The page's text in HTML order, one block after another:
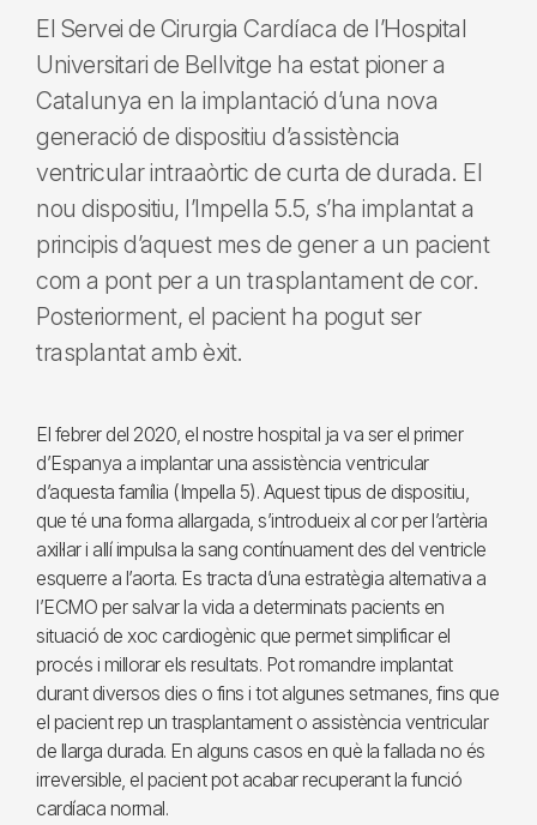
El Servei de Cirurgia Cardíaca de l’Hospital
Universitari de Bellvitge ha estat pioner a
Catalunya en la implantació d’una nova
generació de dispositiu d’assistència
ventricular intraaòrtic de curta de durada. El
nou dispositiu, l’Impella 5.5, s’ha implantat a
principis d’aquest mes de gener a un pacient
com a pont per a un trasplantament de cor.
Posteriorment, el pacient ha pogut ser
trasplantat amb èxit.
El febrer del 2020, el nostre hospital ja va ser el primer
d’Espanya a implantar una assistència ventricular
d’aquesta família (Impella 5). Aquest tipus de dispositiu,
que té una forma allargada, s’introdueix al cor per l’artèria
axil·lar i allí impulsa la sang contínuament des del ventricle
esquerre a l’aorta. Es tracta d’una estratègia alternativa a
l’ECMO per salvar la vida a determinats pacients en
situació de xoc cardiogènic que permet simplificar el
procés i millorar els resultats. Pot romandre implantat
durant diversos dies o fins i tot algunes setmanes, fins que
el pacient rep un trasplantament o assistència ventricular
de llarga durada. En alguns casos en què la fallada no és
irreversible, el pacient pot acabar recuperant la funció
cardíaca normal.